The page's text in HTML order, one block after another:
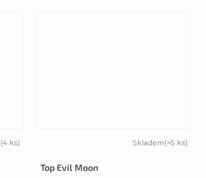
(4 ks)
Top Evil Moon
Skladem(>5 ks)